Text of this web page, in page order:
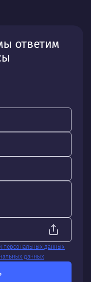
ответим
персональных данных
данных